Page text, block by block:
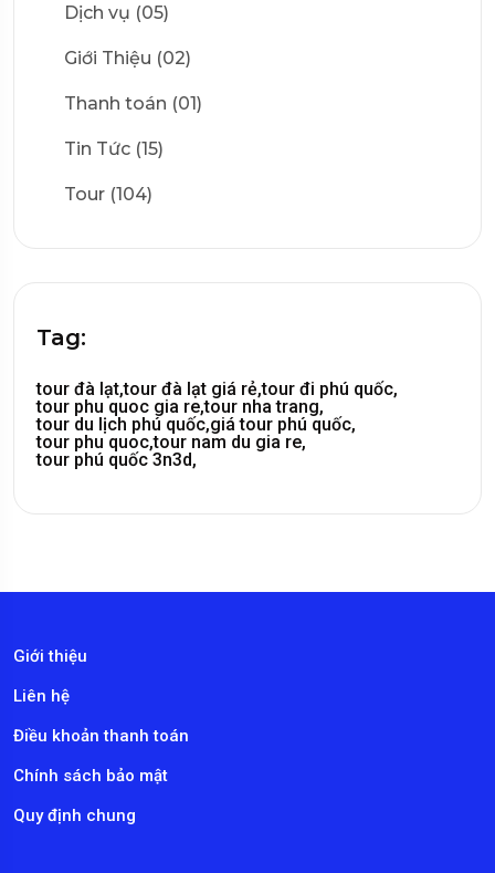
Dịch vụ (05)
Giới Thiệu (02)
Thanh toán (01)
Tin Tức (15)
Tour (104)
Tag:
tour đà lạt,tour đà lạt giá rẻ,tour đi phú quốc,
tour phu quoc gia re,tour nha trang,
tour du lịch phú quốc,giá tour phú quốc,
tour phu quoc,tour nam du gia re,
tour phú quốc 3n3d,
Giới thiệu
Liên hệ
Điều khoản thanh toán
Chính sách bảo mật
Quy định chung